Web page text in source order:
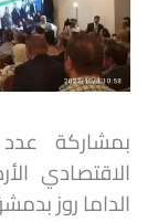
بمشاركة
الاقتصادي
الداما روز